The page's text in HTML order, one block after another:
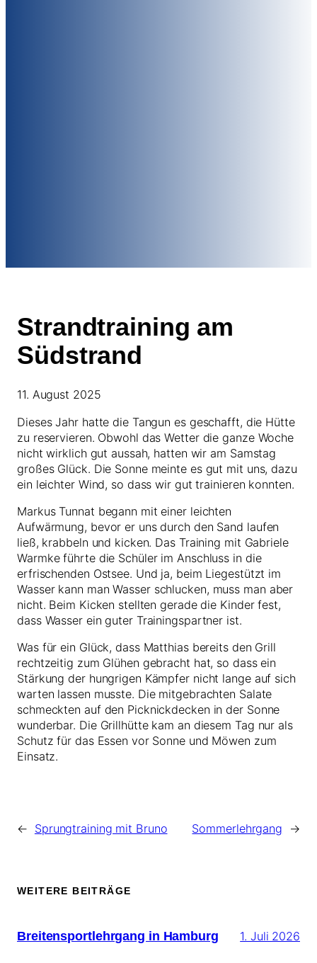
Strandtraining am
Südstrand
11. August 2025
Dieses Jahr hatte die Tangun es geschafft, die Hütte
zu reservieren. Obwohl das Wetter die ganze Woche
nicht wirklich gut aussah, hatten wir am Samstag
großes Glück. Die Sonne meinte es gut mit uns, dazu
ein leichter Wind, so dass wir gut trainieren konnten.
Markus Tunnat begann mit einer leichten
Aufwärmung, bevor er uns durch den Sand laufen
ließ, krabbeln und kicken. Das Training mit Gabriele
Warmke führte die Schüler im Anschluss in die
erfrischenden Ostsee. Und ja, beim Liegestützt im
Wasser kann man Wasser schlucken, muss man aber
nicht. Beim Kicken stellten gerade die Kinder fest,
dass Wasser ein guter Trainingspartner ist.
Was für ein Glück, dass Matthias bereits den Grill
rechtzeitig zum Glühen gebracht hat, so dass ein
Stärkung der hungrigen Kämpfer nicht lange auf sich
warten lassen musste. Die mitgebrachten Salate
schmeckten auf den Picknickdecken in der Sonne
wunderbar. Die Grillhütte kam an diesem Tag nur als
Schutz für das Essen vor Sonne und Möwen zum
Einsatz.
← Sprungtraining mit Bruno Sommerlehrgang →
WEITERE BEITRÄGE
Breitensportlehrgang in Hamburg 1. Juli 2026